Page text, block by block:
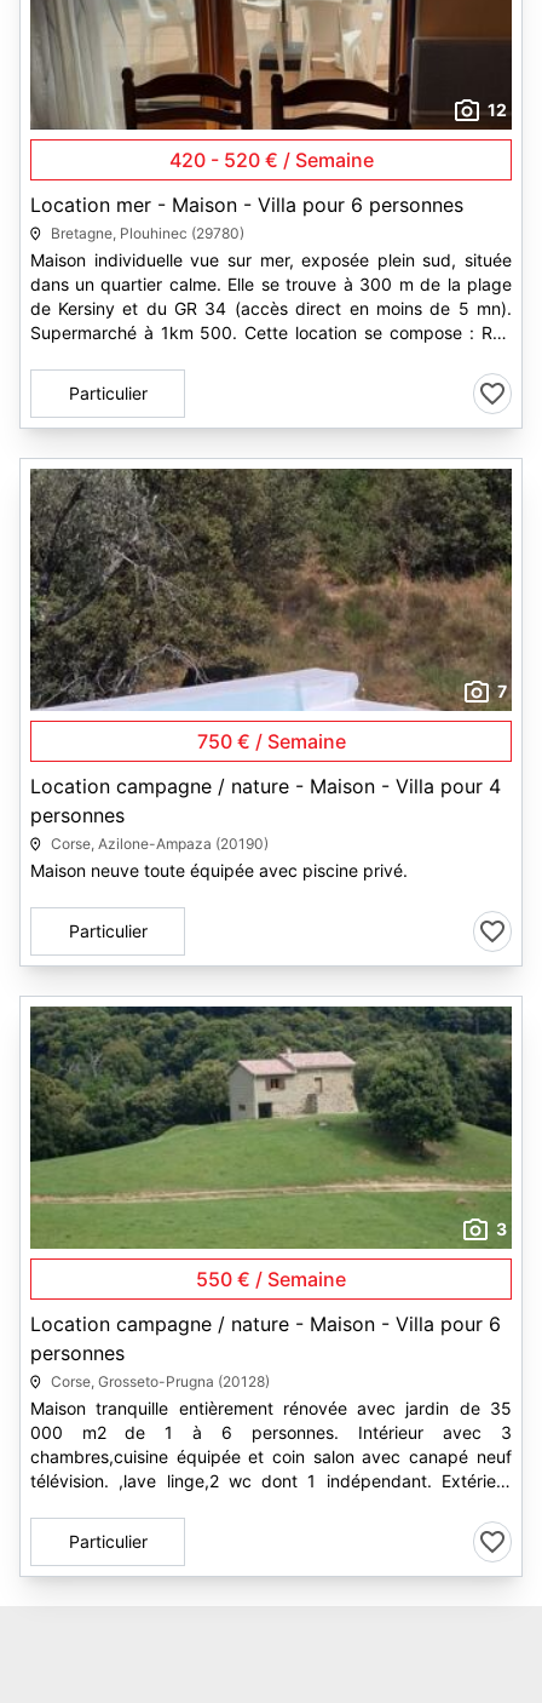
12
420 - 520 € / Semaine
Location mer - Maison - Villa pour 6 personnes
Bretagne, Plouhinec (29780)
Maison individuelle vue sur mer, exposée plein sud, située
dans un quartier calme. Elle se trouve à 300 m de la plage
de Kersiny et du GR 34 (accès direct en moins de 5 mn).
Supermarché à 1km 500. Cette location se compose : Rez
Particulier
7
750 € / Semaine
Location campagne / nature - Maison - Villa pour 4
personnes
Corse, Azilone-Ampaza (20190)
Maison neuve toute équipée avec piscine privé.
Particulier
3
550 € / Semaine
Location campagne / nature - Maison - Villa pour 6
personnes
Corse, Grosseto-Prugna (20128)
Maison tranquille entièrement rénovée avec jardin de 35
000 m2 de 1 à 6 personnes. Intérieur avec 3
chambres,cuisine équipée et coin salon avec canapé neuf
télévision. ,lave linge,2 wc dont 1 indépendant. Extérieur
Particulier